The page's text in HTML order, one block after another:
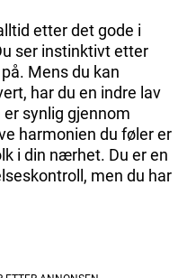
etter det gode i
ser instinktivt etter
Mens du kan
har du en indre lav
synlig gjennom
harmonien du føler er
i din nærhet. Du er en
men du har